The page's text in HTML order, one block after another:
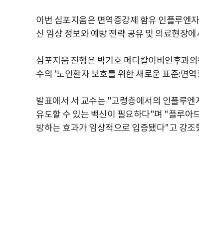
이번 심포지움은 면역증강제 함유 인플루엔
신 임상 정보와 예방 전략 공유 및 의료현장
심포지움 진행은 박기호 메디칼이비인후과
수의 '노인환자 보호를 위한 새로운 표준:면
발표에서 서 교수는 "고령층에서의 인플루
유도할 수 있는 백신이 필요하다"며 "플루아
방하는 효과가 임상적으로 입증됐다"고 강조